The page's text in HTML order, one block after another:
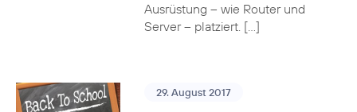
Ausrüstung – wie Router und
Server – platziert. […]
29. August 2017